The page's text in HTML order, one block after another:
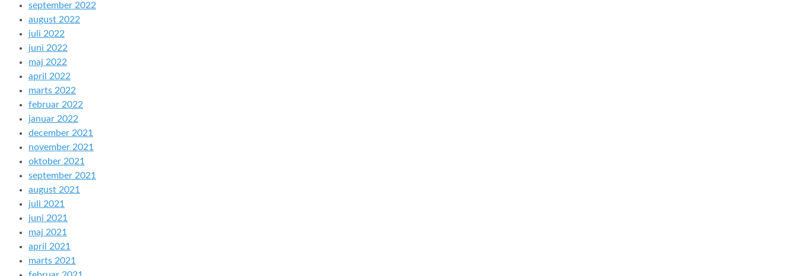
september 2022
august 2022
juli 2022
juni 2022
maj 2022
april 2022
marts 2022
februar 2022
januar 2022
december 2021
november 2021
oktober 2021
september 2021
august 2021
juli 2021
juni 2021
maj 2021
april 2021
marts 2021